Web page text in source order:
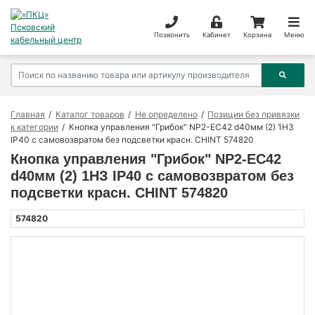
Позвонить Кабинет Корзина Меню
Главная Каталог товаров Не определено
Позиции без привязки
к категории
Кнопка управления "Грибок" NP2-EC42 d40мм (2) 1НЗ
IP40 с самовозвратом без подсветки красн. CHINT 574820
Кнопка управления "Грибок" NP2-EC42
d40мм (2) 1НЗ IP40 с самовозвратом без
подсветки красн. CHINT 574820
574820